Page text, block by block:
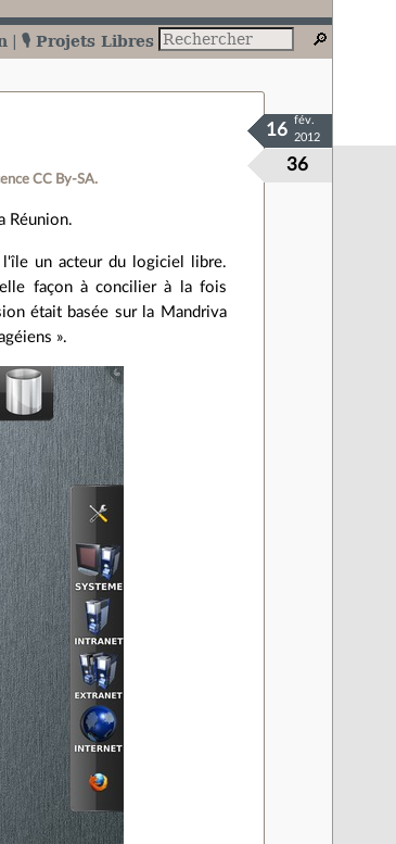
🎙️ Projets Libres
CC By‑SA.
36
16
fév.
2012
Réunion.
un acteur du logiciel libre.
façon à concilier à la fois
était basée sur la Mandriva
».